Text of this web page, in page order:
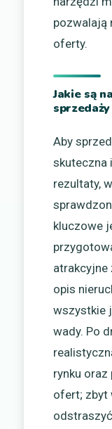
pozwalają
oferty.
Jakie są
Aby
skuteczna
rezultaty,
kluczowe
atrakcyjne
opis
wszystkie
wady. Po
rynku oraz
ofert; zbyt